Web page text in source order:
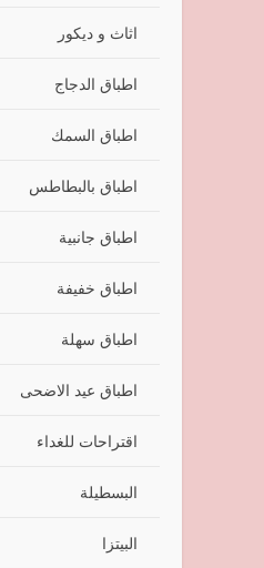
اثاث و ديكور
اطباق الدجاج
اطباق السمك
اطباق بالبطاطس
اطباق جانبية
اطباق خفيفة
اطباق سهلة
اطباق عيد الاضحى
اقتراحات للغداء
البسطيلة
البيتزا